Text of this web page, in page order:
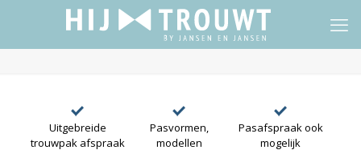
Uitgebreide
trouwpak afspraak
Pasvormen,
modellen
Pasafspraak ook
mogelijk